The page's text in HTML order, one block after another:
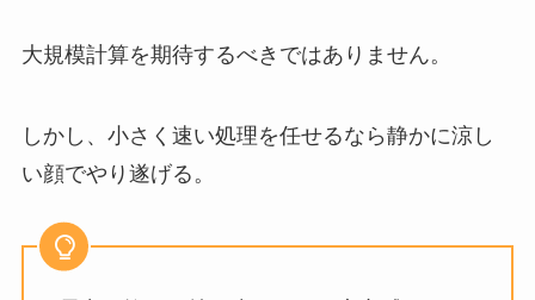
大規模計算を期待するべきではありません。
しかし、小さく速い処理を任せるなら静かに涼し
い顔でやり遂げる。